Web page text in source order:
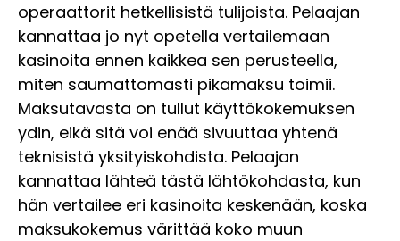
operaattorit hetkellisistä tulijoista. Pelaajan
kannattaa jo nyt opetella vertailemaan
kasinoita ennen kaikkea sen perusteella,
miten saumattomasti pikamaksu toimii.
Maksutavasta on tullut käyttökokemuksen
ydin, eikä sitä voi enää sivuuttaa yhtenä
teknisistä yksityiskohdista. Pelaajan
kannattaa lähteä tästä lähtökohdasta, kun
hän vertailee eri kasinoita keskenään, koska
maksukokemus värittää koko muun